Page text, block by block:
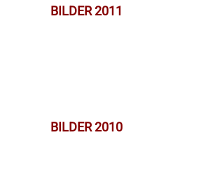
BILDER 2011
BILDER 2010